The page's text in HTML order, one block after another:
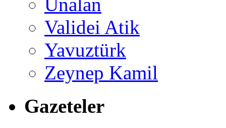
Validei Atik
Yavuztürk
Zeynep Kamil
Gazeteler